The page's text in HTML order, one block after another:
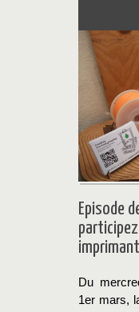
Episode
Du
1er mars,